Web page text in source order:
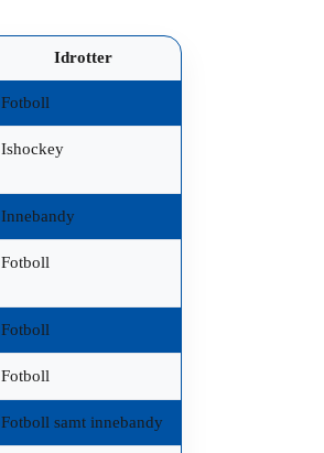
Idrotter
Fotboll
Ishockey
Innebandy
Fotboll
Fotboll
Fotboll
Fotboll samt innebandy